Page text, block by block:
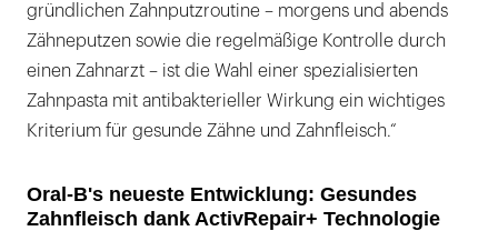
gründlichen Zahnputzroutine – morgens und abends
Zähneputzen sowie die regelmäßige Kontrolle durch
einen Zahnarzt – ist die Wahl einer spezialisierten
Zahnpasta mit antibakterieller Wirkung ein wichtiges
Kriterium für gesunde Zähne und Zahnfleisch.“
Oral-B's neueste Entwicklung: Gesundes
Zahnfleisch dank ActivRepair+ Technologie